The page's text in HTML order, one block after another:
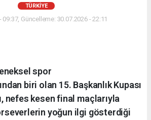
TÜRKIYE
09:37, Güncelleme: 30.07.2026 - 22:11
spor
biri olan 15. Başkanlık Kupası
nefes kesen final maçlarıyla
yoğun ilgi gösterdiği